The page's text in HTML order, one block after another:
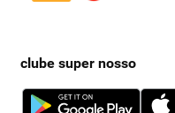
clube super nosso